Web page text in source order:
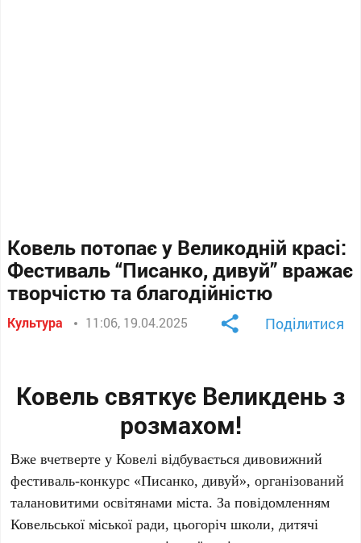
Ковель потопає у Великодній красі:
Фестиваль “Писанко, дивуй” вражає
творчістю та благодійністю
Культура 11:06, 19.04.2025 Поділитися
Ковель святкує Великдень з
розмахом!
Вже вчетверте у Ковелі відбувається дивовижний
фестиваль-конкурс «Писанко, дивуй», організований
талановитими освітянами міста. За повідомленням
Ковельської міської ради, цьогоріч школи, дитячі